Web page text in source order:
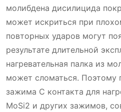
молибдена дисилицида
может искриться при
повторных ударов могут
результате длительной
нагревательная палка из
может сломаться. Поэтому
зажима C контакта для
MoSi2 и других зажимов,